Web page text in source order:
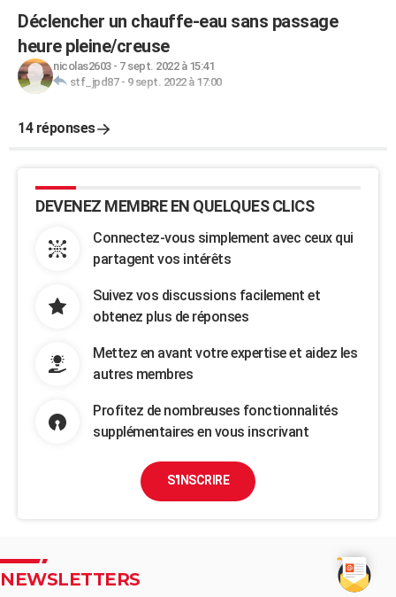
Déclencher un chauffe-eau sans passage
heure pleine/creuse
nicolas2603- 7 sept. 2022 à 15:41
stf_jpd87- 9 sept. 2022 à 17:00
14 réponses
DEVENEZ MEMBRE EN QUELQUES CLICS
Connectez-vous simplement avec ceux qui
partagent vos intérêts
Suivez vos discussions facilement et
obtenez plus de réponses
Mettez en avant votre expertise et aidez les
autres membres
Profitez de nombreuses fonctionnalités
supplémentaires en vous inscrivant
S'INSCRIRE
NEWSLETTERS